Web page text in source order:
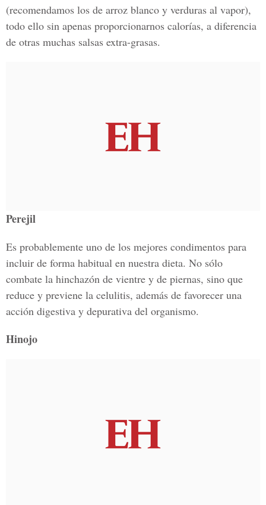
(recomendamos los de arroz blanco y verduras al vapor),
todo ello sin apenas proporcionarnos calorías, a diferencia
de otras muchas salsas extra-grasas.
Perejil
Es probablemente uno de los mejores condimentos para
incluir de forma habitual en nuestra dieta. No sólo
combate la hinchazón de vientre y de piernas, sino que
reduce y previene la celulitis, además de favorecer una
acción digestiva y depurativa del organismo.
Hinojo